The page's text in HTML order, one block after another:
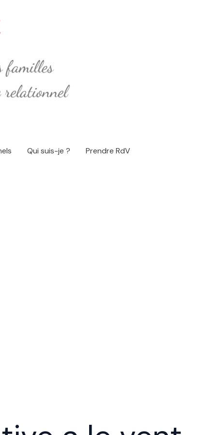
Qui suis-je ? Prendre RdV